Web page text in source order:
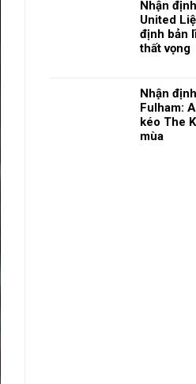
Nhận
United
định bản
thất vọng
Nhận
Fulham:
kéo The
mùa